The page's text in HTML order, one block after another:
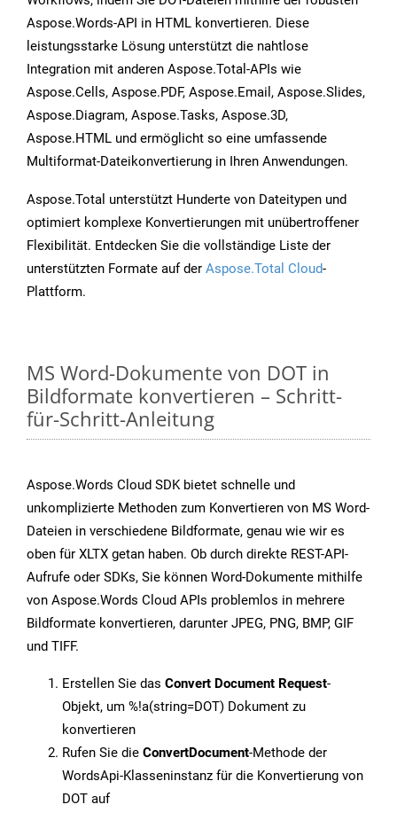
Aspose.Words-API in HTML konvertieren. Diese
leistungsstarke Lösung unterstützt die nahtlose
Integration mit anderen Aspose.Total-APIs wie
Aspose.Cells, Aspose.PDF, Aspose.Email, Aspose.Slides,
Aspose.Diagram, Aspose.Tasks, Aspose.3D,
Aspose.HTML und ermöglicht so eine umfassende
Multiformat-Dateikonvertierung in Ihren Anwendungen.
Aspose.Total unterstützt Hunderte von Dateitypen und
optimiert komplexe Konvertierungen mit unübertroffener
Flexibilität. Entdecken Sie die vollständige Liste der
unterstützten Formate auf der Aspose.Total Cloud-
Plattform.
MS Word-Dokumente von DOT in
Bildformate konvertieren – Schritt-
für-Schritt-Anleitung
Aspose.Words Cloud SDK bietet schnelle und
unkomplizierte Methoden zum Konvertieren von MS Word-
Dateien in verschiedene Bildformate, genau wie wir es
oben für XLTX getan haben. Ob durch direkte REST-API-
Aufrufe oder SDKs, Sie können Word-Dokumente mithilfe
von Aspose.Words Cloud APIs problemlos in mehrere
Bildformate konvertieren, darunter JPEG, PNG, BMP, GIF
und TIFF.
Erstellen Sie das Convert Document Request-
Objekt, um %!a(string=DOT) Dokument zu
konvertieren
Rufen Sie die ConvertDocument-Methode der
WordsApi-Klasseninstanz für die Konvertierung von
DOT auf